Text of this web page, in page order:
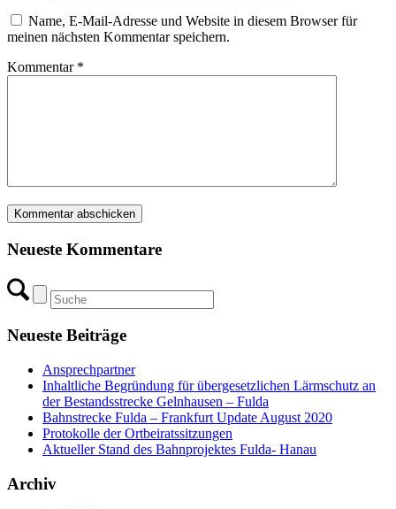
Name, E-Mail-Adresse und Website in diesem Browser für
meinen nächsten Kommentar speichern.
Kommentar *
Neueste Kommentare
Neueste Beiträge
Ansprechpartner
Inhaltliche Begründung für übergesetzlichen Lärmschutz an
der Bestandsstrecke Gelnhausen – Fulda
Bahnstrecke Fulda – Frankfurt Update August 2020
Protokolle der Ortbeiratssitzungen
Aktueller Stand des Bahnprojektes Fulda- Hanau
Archiv